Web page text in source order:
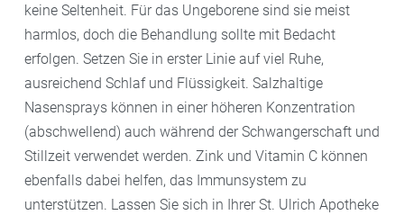
keine Seltenheit. Für das Ungeborene sind sie meist
harmlos, doch die Behandlung sollte mit Bedacht
erfolgen. Setzen Sie in erster Linie auf viel Ruhe,
ausreichend Schlaf und Flüssigkeit. Salzhaltige
Nasensprays können in einer höheren Konzentration
(abschwellend) auch während der Schwangerschaft und
Stillzeit verwendet werden. Zink und Vitamin C können
ebenfalls dabei helfen, das Immunsystem zu
unterstützen. Lassen Sie sich in Ihrer St. Ulrich Apotheke